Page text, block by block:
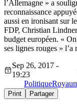
l’Allemagne » a
reconnaissance
aussi en ironisant sur
FDP, Christian
budget européen. «
ses lignes rouges »
Sep 26, 2017 -
19:23
Politique
Print Partager